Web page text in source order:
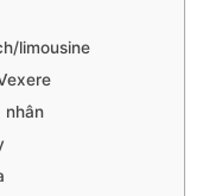
limousine
nhân